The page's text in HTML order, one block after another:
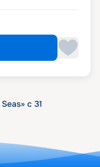
с 31